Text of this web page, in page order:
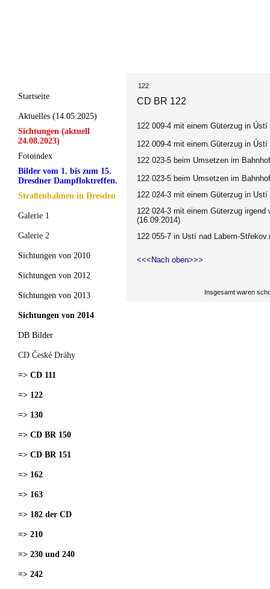
Startseite
Aktuelles (14.05.2025)
Sichtungen (aktuell
24.08.2023)
Fotoindex
Bilder vom 1. bis zum 15.
Dresdner Dampfloktreffen.
Straßenbahnen in Dresden
Galerie 1
Galerie 2
Sichtungen von 2010
Sichtungen von 2012
Sichtungen von 2013
Sichtungen von 2014
DB Bilder
CD České Dráhy
=> CD 111
=> 122
=> 130
=> CD BR 150
=> CD BR 151
=> 162
=> 163
=> 182 der CD
=> 210
=> 230 und 240
=> 242
122
CD BR 122
122 009-4 mit einem Güterzug in Ústí
122 009-4 mit einem Güterzug in Ústí
122 023-5 beim Umsetzen im
122 023-5 beim Umsetzen im
122 024-3 mit einem Güterzug in Ustí
122 024-3 mit einem Güterzug
(16.09.2014)
122 055-7 in Ustí nad Labem-Střekov.
<<<Nach oben>>>
Insgesamt waren